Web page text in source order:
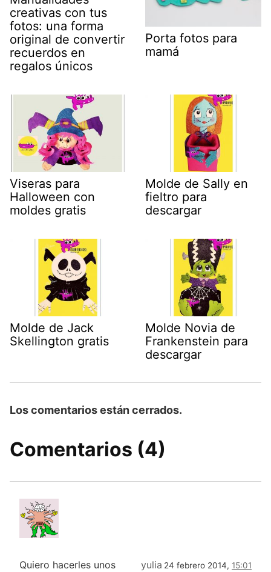
creativas con tus
fotos: una forma
original de convertir
recuerdos en
regalos únicos
Porta fotos para
mamá
Viseras para
Halloween con
moldes gratis
Molde de Sally en
fieltro para
descargar
Molde de Jack
Skellington gratis
Molde Novia de
Frankenstein para
descargar
Los comentarios están cerrados.
Comentarios (4)
yulia 24 febrero 2014, 15:01
Quiero hacerles unos